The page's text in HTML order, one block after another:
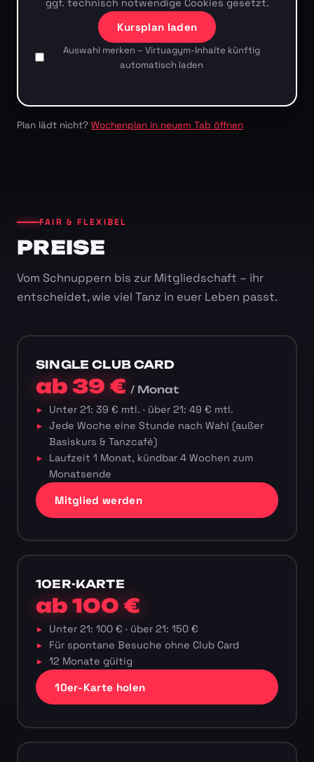
ggf. technisch notwendige Cookies gesetzt.
Kursplan laden
Auswahl merken – Virtuagym-Inhalte künftig
automatisch laden
Plan lädt nicht? Wochenplan in neuem Tab öffnen
FAIR & FLEXIBEL
PREISE
Vom Schnuppern bis zur Mitgliedschaft – ihr
entscheidet, wie viel Tanz in euer Leben passt.
SINGLE CLUB CARD
ab 39 €/ Monat
Unter 21: 39 € mtl. · über 21: 49 € mtl.
Jede Woche eine Stunde nach Wahl (außer
Basiskurs & Tanzcafé)
Laufzeit 1 Monat, kündbar 4 Wochen zum
Monatsende
Mitglied werden
10ER-KARTE
ab 100 €
Unter 21: 100 € · über 21: 150 €
Für spontane Besuche ohne Club Card
12 Monate gültig
10er-Karte holen